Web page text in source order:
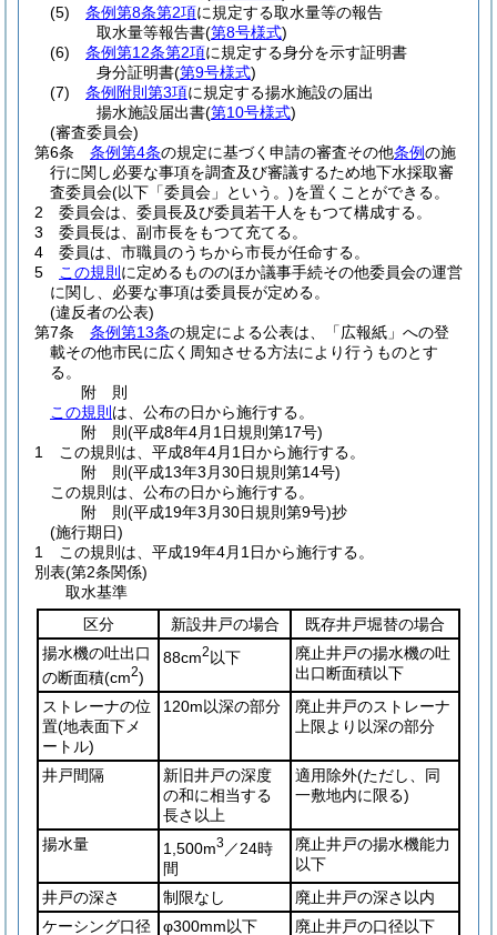
(5)
条例第8条第2項に規定する取水量等の報告
取水量等報告書(第8号様式)
(6)
条例第12条第2項に規定する身分を示す証明書
身分証明書(第9号様式)
(7)
条例附則第3項に規定する揚水施設の届出
揚水施設届出書(第10号様式)
(審査委員会)
第6条
条例第4条の規定に基づく申請の審査その他条例の施
行に関し必要な事項を調査及び審議するため地下水採取審
査委員会(以下「委員会」という。)を置くことができる。
2
委員会は、委員長及び委員若干人をもつて構成する。
3
委員長は、副市長をもつて充てる。
4
委員は、市職員のうちから市長が任命する。
5
この規則 に定めるもののほか議事手続その他委員会の運営
に関し、必要な事項は委員長が定める。
(違反者の公表)
第7条
条例第13条の規定による公表は、「広報紙」への登
載その他市民に広く周知させる方法により行うものとす
る。
附 則
この規則 は、公布の日から施行する。
附 則(平成8年4月1日規則第17号)
1
この規則は、平成8年4月1日から施行する。
附 則(平成13年3月30日規則第14号)
この規則は、公布の日から施行する。
附 則(平成19年3月30日規則第9号)抄
(施行期日)
1
この規則は、平成19年4月1日から施行する。
別表(第2条関係)
取水基準
区分
新設井戸の場合
既存井戸堀替の場合
揚水機の吐出口
の断面積(cm2)
88cm2 以下
廃止井戸の揚水機の吐
出口断面積以下
ストレーナの位
置(地表面下メ
ートル)
120m以深の部分
廃止井戸のストレーナ
上限より以深の部分
井戸間隔
新旧井戸の深度
の和に相当する
長さ以上
適用除外(ただし、同
一敷地内に限る)
揚水量 1,500m3 ／24時
間
廃止井戸の揚水機能力
以下
井戸の深さ
制限なし
廃止井戸の深さ以内
ケーシング口径
φ300mm以下
廃止井戸の口径以下